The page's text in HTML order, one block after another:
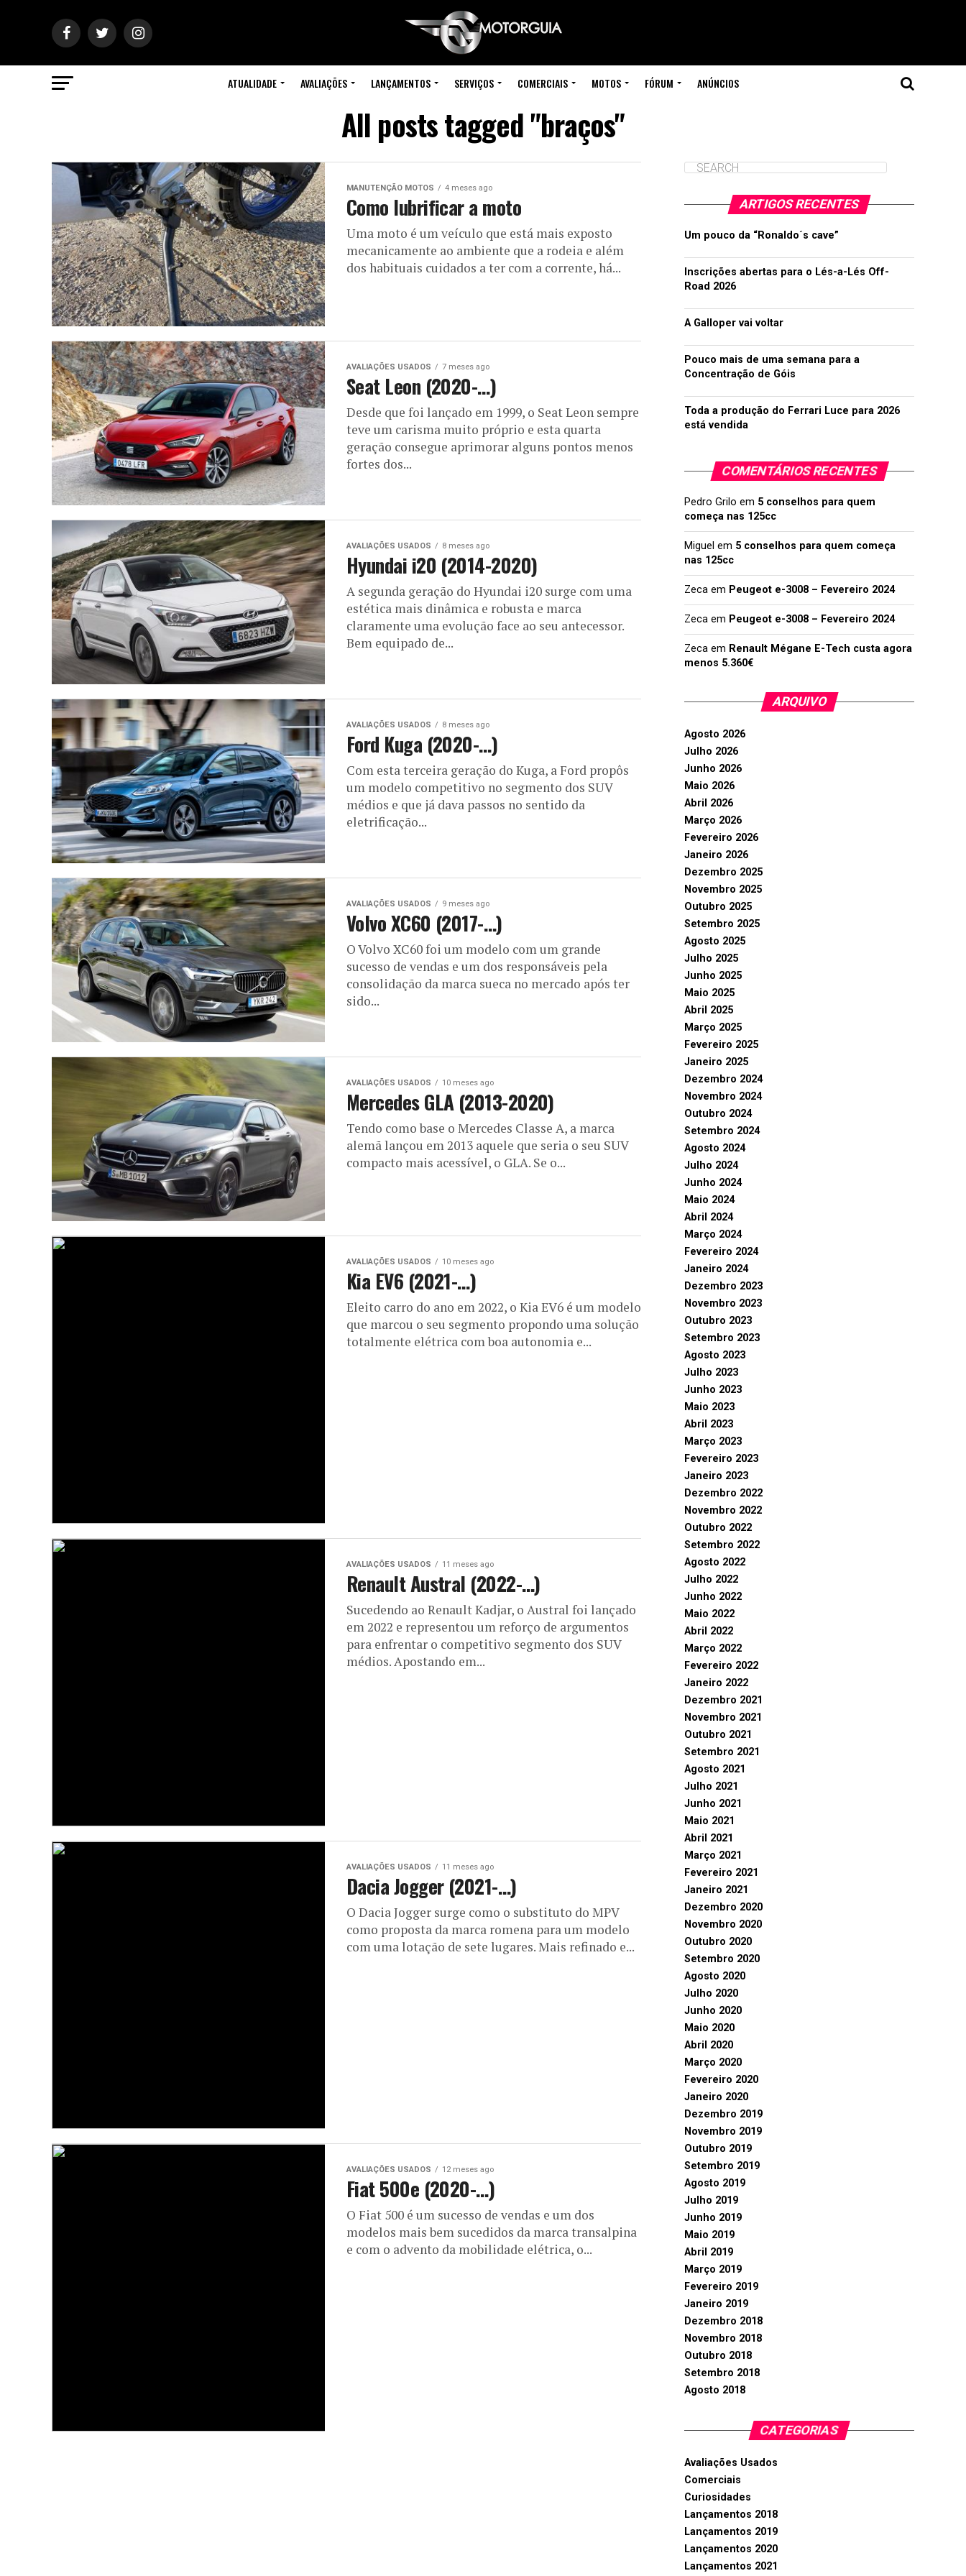
ATUALIDADE AVALIAÇÕES LANÇAMENTOS SERVIÇOS COMERCIAIS MOTOS FÓRUM ANÚNCIOS
All posts tagged "braços"
MANUTENÇÃO MOTOS 4 meses ago
Como lubrificar a moto
Uma moto é um veículo que está mais exposto
mecanicamente ao ambiente que a rodeia e além
dos habituais cuidados a ter com a corrente, há...
AVALIAÇÕES USADOS 7 meses ago
Seat Leon (2020-…)
Desde que foi lançado em 1999, o Seat Leon sempre
teve um carisma muito próprio e esta quarta
geração consegue aprimorar alguns pontos menos
fortes dos...
AVALIAÇÕES USADOS 8 meses ago
Hyundai i20 (2014-2020)
A segunda geração do Hyundai i20 surge com uma
estética mais dinâmica e robusta e marca
claramente uma evolução face ao seu antecessor.
Bem equipado de...
AVALIAÇÕES USADOS 8 meses ago
Ford Kuga (2020-…)
Com esta terceira geração do Kuga, a Ford propôs
um modelo competitivo no segmento dos SUV
médios e que já dava passos no sentido da
eletrificação...
AVALIAÇÕES USADOS 9 meses ago
Volvo XC60 (2017-…)
O Volvo XC60 foi um modelo com um grande
sucesso de vendas e um dos responsáveis pela
consolidação da marca sueca no mercado após ter
sido...
AVALIAÇÕES USADOS 10 meses ago
Mercedes GLA (2013-2020)
Tendo como base o Mercedes Classe A, a marca
alemã lançou em 2013 aquele que seria o seu SUV
compacto mais acessível, o GLA. Se o...
AVALIAÇÕES USADOS 10 meses ago
Kia EV6 (2021-…)
Eleito carro do ano em 2022, o Kia EV6 é um modelo
que marcou o seu segmento propondo uma solução
totalmente elétrica com boa autonomia e...
AVALIAÇÕES USADOS 11 meses ago
Renault Austral (2022-…)
Sucedendo ao Renault Kadjar, o Austral foi lançado
em 2022 e representou um reforço de argumentos
para enfrentar o competitivo segmento dos SUV
médios. Apostando em...
AVALIAÇÕES USADOS 11 meses ago
Dacia Jogger (2021-…)
O Dacia Jogger surge como o substituto do MPV
como proposta da marca romena para um modelo
com uma lotação de sete lugares. Mais refinado e...
AVALIAÇÕES USADOS 12 meses ago
Fiat 500e (2020-…)
O Fiat 500 é um sucesso de vendas e um dos
modelos mais bem sucedidos da marca transalpina
e com o advento da mobilidade elétrica, o...
ARTIGOS RECENTES
Um pouco da “Ronaldo´s cave”
Inscrições abertas para o Lés-a-Lés Off-
Road 2026
A Galloper vai voltar
Pouco mais de uma semana para a
Concentração de Góis
Toda a produção do Ferrari Luce para 2026
está vendida
COMENTÁRIOS RECENTES
Pedro Grilo em 5 conselhos para quem
começa nas 125cc
Miguel em 5 conselhos para quem começa
nas 125cc
Zeca em Peugeot e-3008 – Fevereiro 2024
Zeca em Peugeot e-3008 – Fevereiro 2024
Zeca em Renault Mégane E-Tech custa agora
menos 5.360€
ARQUIVO
Agosto 2026
Julho 2026
Junho 2026
Maio 2026
Abril 2026
Março 2026
Fevereiro 2026
Janeiro 2026
Dezembro 2025
Novembro 2025
Outubro 2025
Setembro 2025
Agosto 2025
Julho 2025
Junho 2025
Maio 2025
Abril 2025
Março 2025
Fevereiro 2025
Janeiro 2025
Dezembro 2024
Novembro 2024
Outubro 2024
Setembro 2024
Agosto 2024
Julho 2024
Junho 2024
Maio 2024
Abril 2024
Março 2024
Fevereiro 2024
Janeiro 2024
Dezembro 2023
Novembro 2023
Outubro 2023
Setembro 2023
Agosto 2023
Julho 2023
Junho 2023
Maio 2023
Abril 2023
Março 2023
Fevereiro 2023
Janeiro 2023
Dezembro 2022
Novembro 2022
Outubro 2022
Setembro 2022
Agosto 2022
Julho 2022
Junho 2022
Maio 2022
Abril 2022
Março 2022
Fevereiro 2022
Janeiro 2022
Dezembro 2021
Novembro 2021
Outubro 2021
Setembro 2021
Agosto 2021
Julho 2021
Junho 2021
Maio 2021
Abril 2021
Março 2021
Fevereiro 2021
Janeiro 2021
Dezembro 2020
Novembro 2020
Outubro 2020
Setembro 2020
Agosto 2020
Julho 2020
Junho 2020
Maio 2020
Abril 2020
Março 2020
Fevereiro 2020
Janeiro 2020
Dezembro 2019
Novembro 2019
Outubro 2019
Setembro 2019
Agosto 2019
Julho 2019
Junho 2019
Maio 2019
Abril 2019
Março 2019
Fevereiro 2019
Janeiro 2019
Dezembro 2018
Novembro 2018
Outubro 2018
Setembro 2018
Agosto 2018
CATEGORIAS
Avaliações Usados
Comerciais
Curiosidades
Lançamentos 2018
Lançamentos 2019
Lançamentos 2020
Lançamentos 2021